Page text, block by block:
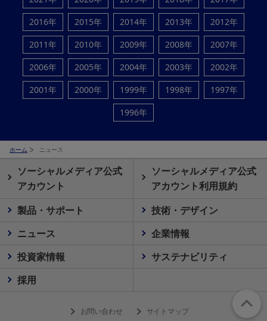
2016年
2015年 2014年 2013年
2012年
2011年
2010年 2009年 2008年
2007年
2006年
2005年 2004年 2003年
2002年
2001年
2000年 1999年 1998年
1997年
1996年
ホーム ニュース
ソーシャルメディア公式
アカウント
ソーシャルメディア公式
アカウント利用規約
製品・サポート
技術・デザイン
ニュース
企業情報
投資家情報
サステナビリティ
採用
お問い合わせ サイトマップ